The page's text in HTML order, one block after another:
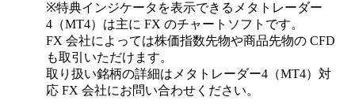
※特典インジケータを表示できるメタトレーダー
4（MT4）は主に FX のチャートソフトです。
FX 会社によっては株価指数先物や商品先物の CFD
も取引いただけます。
取り扱い銘柄の詳細はメタトレーダー4（MT4）対
応 FX 会社にお問い合わせください。